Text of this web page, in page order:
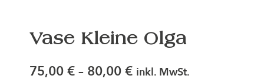
Vase Kleine Olga
75,00 € – 80,00 € inkl. MwSt.